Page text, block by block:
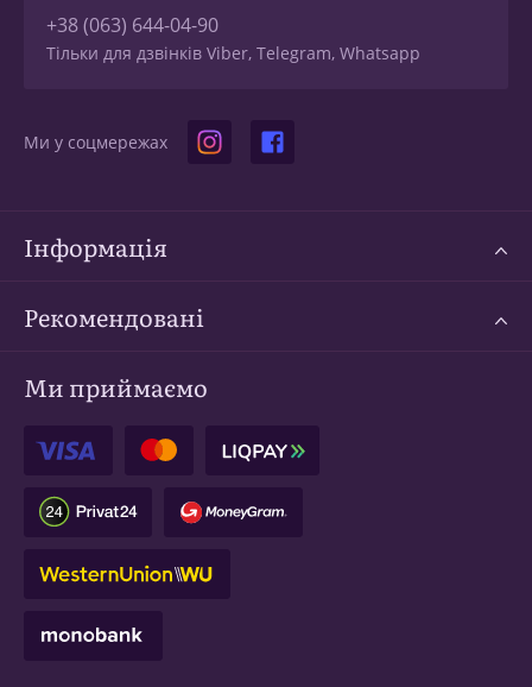
+38 (063) 644-04-90
Тільки для дзвінків Viber, Telegram, Whatsapp
Ми у соцмережах
Інформація
Рекомендовані
Ми приймаємо